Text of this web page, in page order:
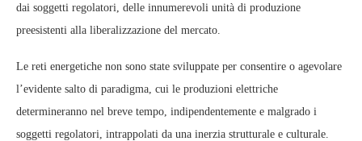
dai soggetti regolatori, delle innumerevoli unità di produzione
preesistenti alla liberalizzazione del mercato.
Le reti energetiche non sono state sviluppate per consentire o agevolare
l’evidente salto di paradigma, cui le produzioni elettriche
determineranno nel breve tempo, indipendentemente e malgrado i
soggetti regolatori, intrappolati da una inerzia strutturale e culturale.